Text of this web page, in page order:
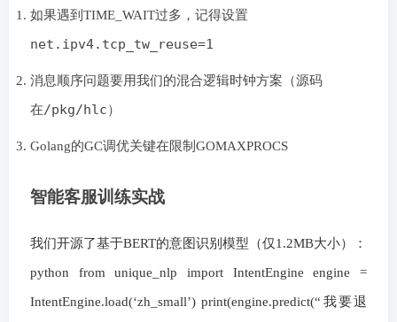
如果遇到TIME_WAIT过多，记得设置
net.ipv4.tcp_tw_reuse=1
消息顺序问题要用我们的混合逻辑时钟方案（源码
在/pkg/hlc）
Golang的GC调优关键在限制GOMAXPROCS
智能客服训练实战
我们开源了基于BERT的意图识别模型（仅1.2MB大小）：
python from unique_nlp import IntentEngine engine =
IntentEngine.load(‘zh_small’) print(engine.predict(“我要退